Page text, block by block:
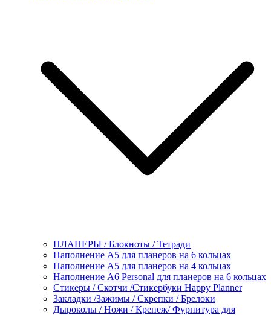
ПЛАНЕРЫ / Блокноты / Тетради
Наполнение А5 для планеров на 6 кольцах
Наполнение А5 для планеров на 4 кольцах
Наполнение А6 Personal для планеров на 6 кольцах
Стикеры / Скотчи /Стикербуки Happy Planner
Закладки /Зажимы / Скрепки / Брелоки
Дыроколы / Ножи / Крепеж/ Фурнитура для